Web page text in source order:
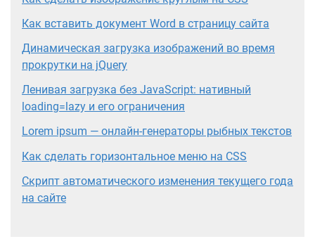
Как вставить документ Word в страницу сайта
Динамическая загрузка изображений во время
прокрутки на jQuery
Ленивая загрузка без JavaScript: нативный
loading=lazy и его ограничения
Lorem ipsum — онлайн-генераторы рыбных текстов
Как сделать горизонтальное меню на CSS
Скрипт автоматического изменения текущего года
на сайте